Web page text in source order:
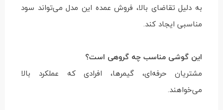
به دلیل تقاضای بالا، فروش عمده این مدل می‌تواند سود
مناسبی ایجاد کند.
این گوشی مناسب چه گروهی است؟
مشتریان حرفه‌ای، گیمرها، افرادی که عملکرد بالا
می‌خواهند.